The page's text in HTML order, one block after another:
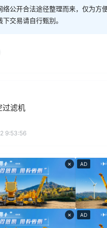
络公开合法途径整理而来，仅为方
交易请自行甄别。
过滤机
9:53:56
× AD
× AD